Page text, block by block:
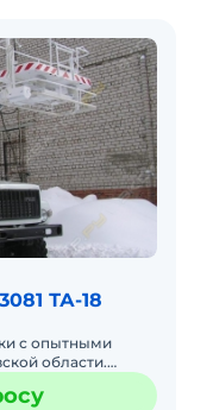
ТА-18
с опытными
области.